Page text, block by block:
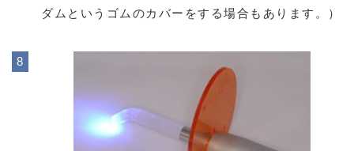
ダムというゴムのカバーをする場合もあります。）